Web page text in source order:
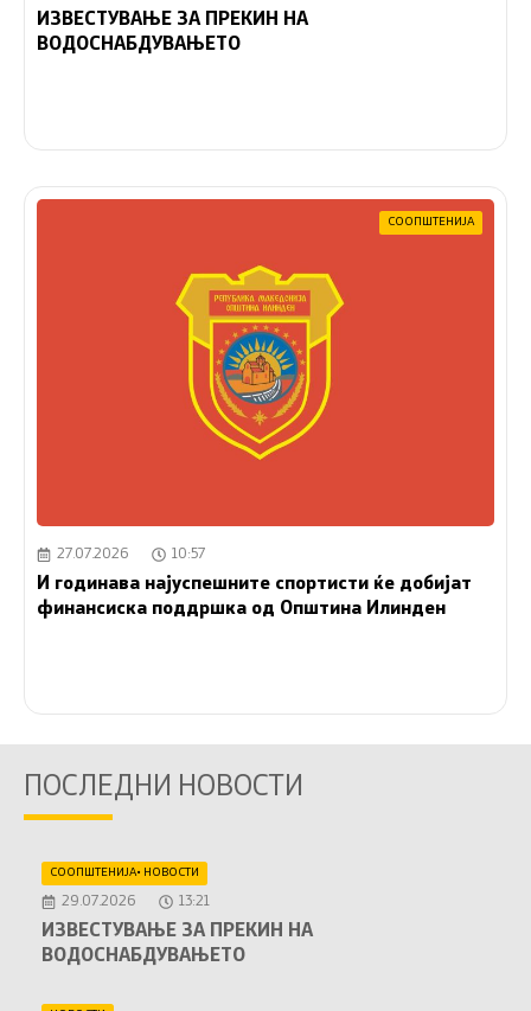
ИЗВЕСТУВАЊЕ ЗА ПРЕКИН НА
ВОДОСНАБДУВАЊЕТО
СООПШТЕНИЈА
27.07.2026 10:57
И годинава најуспешните спортисти ќе добијат
финансиска поддршка од Општина Илинден
ПОСЛЕДНИ НОВОСТИ
СООПШТЕНИЈА• НОВОСТИ
29.07.2026 13:21
ИЗВЕСТУВАЊЕ ЗА ПРЕКИН НА
ВОДОСНАБДУВАЊЕТО